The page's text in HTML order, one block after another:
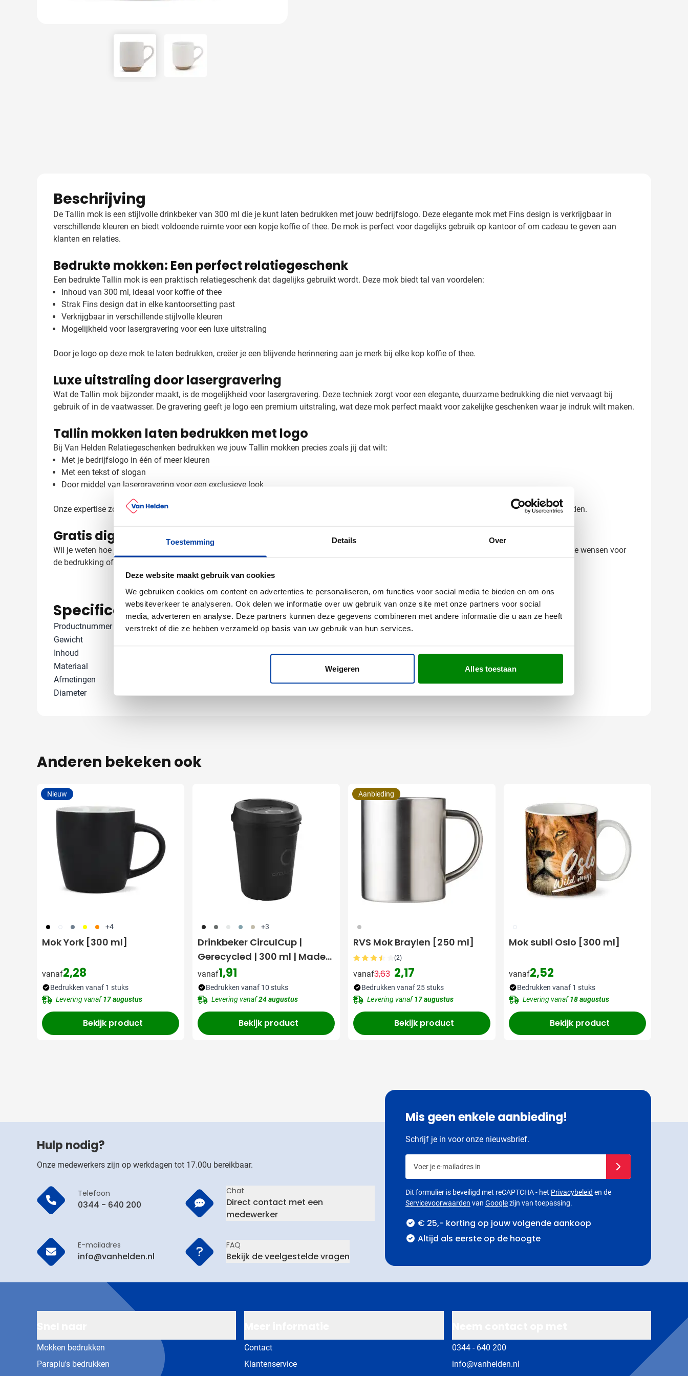
Toestemming Details Over
Deze website maakt gebruik van cookies
We gebruiken cookies om content en advertenties te personaliseren, om functies voor social media te bieden en om ons
websiteverkeer te analyseren. Ook delen we informatie over uw gebruik van onze site met onze partners voor social
media, adverteren en analyse. Deze partners kunnen deze gegevens combineren met andere informatie die u aan ze heeft
verstrekt of die ze hebben verzameld op basis van uw gebruik van hun services.
Weigeren Alles toestaan
Beschrijving
De Tallin mok is een stijlvolle drinkbeker van 300 ml die je kunt laten bedrukken met jouw bedrijfslogo. Deze elegante mok met Fins design is verkrijgbaar in
verschillende kleuren en biedt voldoende ruimte voor een kopje koffie of thee. De mok is perfect voor dagelijks gebruik op kantoor of om cadeau te geven aan
klanten en relaties.
Bedrukte mokken: Een perfect relatiegeschenk
Een bedrukte Tallin mok is een praktisch relatiegeschenk dat dagelijks gebruikt wordt. Deze mok biedt tal van voordelen:
Inhoud van 300 ml, ideaal voor koffie of thee
Strak Fins design dat in elke kantoorsetting past
Verkrijgbaar in verschillende stijlvolle kleuren
Mogelijkheid voor lasergravering voor een luxe uitstraling
Door je logo op deze mok te laten bedrukken, creëer je een blijvende herinnering aan je merk bij elke kop koffie of thee.
Luxe uitstraling door lasergravering
Wat de Tallin mok bijzonder maakt, is de mogelijkheid voor lasergravering. Deze techniek zorgt voor een elegante, duurzame bedrukking die niet vervaagt bij
gebruik of in de vaatwasser. De gravering geeft je logo een premium uitstraling, wat deze mok perfect maakt voor zakelijke geschenken waar je indruk wilt maken.
Tallin mokken laten bedrukken met logo
Bij Van Helden Relatiegeschenken bedrukken we jouw Tallin mokken precies zoals jij dat wilt:
Met je bedrijfslogo in één of meer kleuren
Met een tekst of slogan
Door middel van lasergravering voor een exclusieve look
Onze expertise zorgt ervoor dat jouw logo perfect tot zijn recht komt op deze stijlvolle mok, voor een professionele uitstraling die gezien mag worden.
Gratis digitaal voorbeeld van je bedrukte mok
Wil je weten hoe jouw logo eruit ziet op een Tallin mok? Vraag een digitaal voorbeeld aan en kom niet voor verrassingen te staan. Heb je specifieke wensen voor
de bedrukking of kleuren? Neem contact met ons op - we denken graag met je mee voor het perfecte resultaat.
Specificaties
Productnummer
1066799
Gewicht
Inhoud
Materiaal
Afmetingen
Diameter
Anderen bekeken ook
001 002 003 006 007 +4
Mok York [300 ml]
vanaf2,28
Nieuw
Bedrukken vanaf 1 stuks
Levering vanaf17 augustus
Bekijk product
001 398 112 037 357 +3
Drinkbeker CirculCup |
Gerecycled | 300 ml | Made
in Holland
vanaf1,91
Bedrukken vanaf 10 stuks
Levering vanaf24 augustus
Bekijk product
032
RVS Mok Braylen [250 ml]
(2)
vanaf
Normale prijs
3,63 2,17
Aanbieding
Bedrukken vanaf 25 stuks
Levering vanaf17 augustus
Bekijk product
002
Mok subli Oslo [300 ml]
vanaf2,52
Bedrukken vanaf 1 stuks
Levering vanaf18 augustus
Bekijk product
Hulp nodig?
Onze medewerkers zijn op werkdagen tot 17.00u bereikbaar.
Telefoon
0344 - 640 200
Chat
Direct contact met een
medewerker
E-mailadres
info@vanhelden.nl
FAQ
Bekijk de veelgestelde vragen
Mis geen enkele aanbieding!
Schrijf je in voor onze nieuwsbrief.
Dit formulier is beveiligd met reCAPTCHA - het Privacybeleid en de
Servicevoorwaarden van Googlezijn van toepassing.
€ 25,- korting op jouw volgende aankoop
Altijd als eerste op de hoogte
Mokken bedrukken
Paraplu's bedrukken
Contact
Klantenservice
0344 - 640 200
info@vanhelden.nl